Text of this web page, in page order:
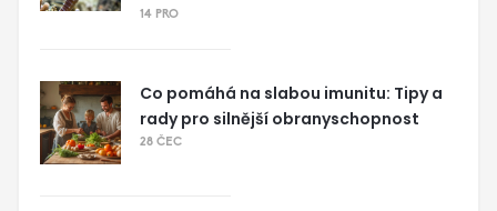
14 PRO
Co pomáhá na slabou imunitu: Tipy a
rady pro silnější obranyschopnost
28 ČEC